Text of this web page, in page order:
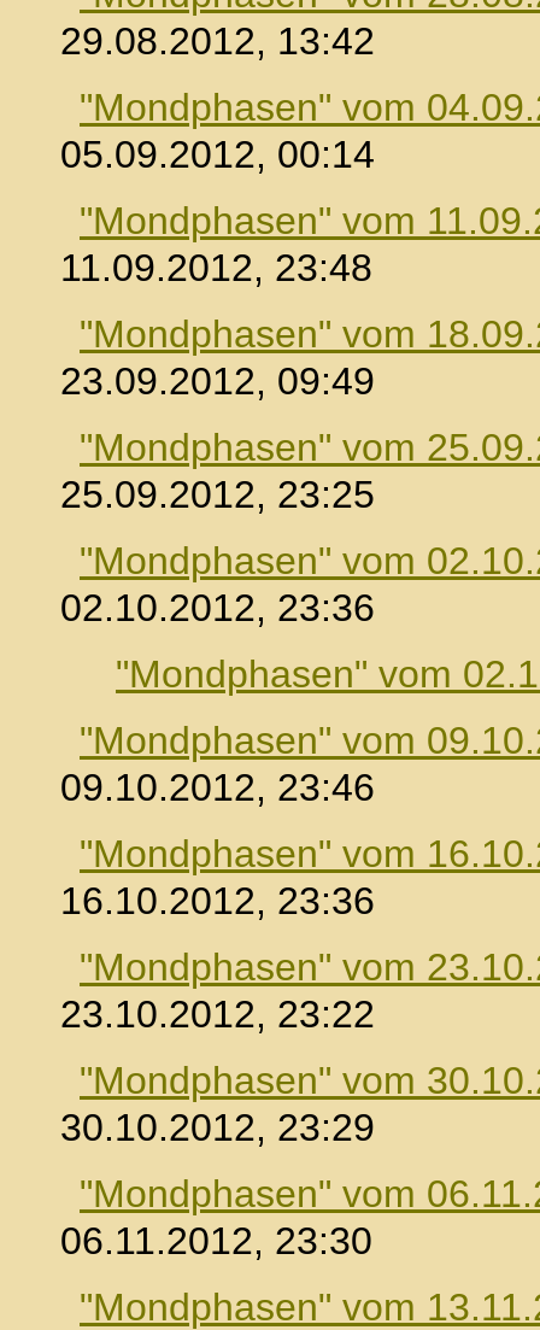
29.08.2012, 13:42
"Mondphasen" vom
05.09.2012, 00:14
"Mondphasen" vom
11.09.2012, 23:48
"Mondphasen" vom
23.09.2012, 09:49
"Mondphasen" vom
25.09.2012, 23:25
"Mondphasen" vom
02.10.2012, 23:36
"Mondphasen" vom
"Mondphasen" vom
09.10.2012, 23:46
"Mondphasen" vom
16.10.2012, 23:36
"Mondphasen" vom
23.10.2012, 23:22
"Mondphasen" vom
30.10.2012, 23:29
"Mondphasen" vom
06.11.2012, 23:30
"Mondphasen" vom